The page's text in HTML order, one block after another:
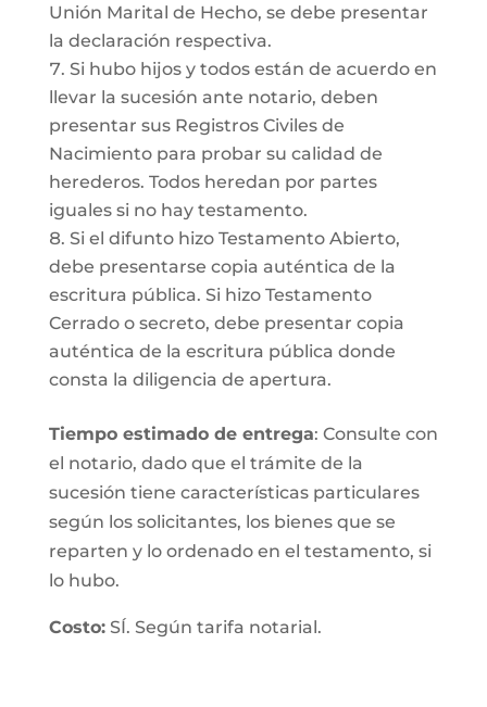
Unión Marital de Hecho, se debe presentar
la declaración respectiva.
Si hubo hijos y todos están de acuerdo en
llevar la sucesión ante notario, deben
presentar sus Registros Civiles de
Nacimiento para probar su calidad de
herederos. Todos heredan por partes
iguales si no hay testamento.
Si el difunto hizo Testamento Abierto,
debe presentarse copia auténtica de la
escritura pública. Si hizo Testamento
Cerrado o secreto, debe presentar copia
auténtica de la escritura pública donde
consta la diligencia de apertura.
Tiempo estimado de entrega: Consulte con
el notario, dado que el trámite de la
sucesión tiene características particulares
según los solicitantes, los bienes que se
reparten y lo ordenado en el testamento, si
lo hubo.
Costo:SÍ. Según tarifa notarial.